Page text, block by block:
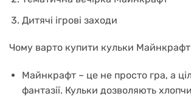
Дитячі ігрові заходи
Чому варто купити кульки
Майнкрафт – це не просто гра, а
фантазії. Кульки дозволяють